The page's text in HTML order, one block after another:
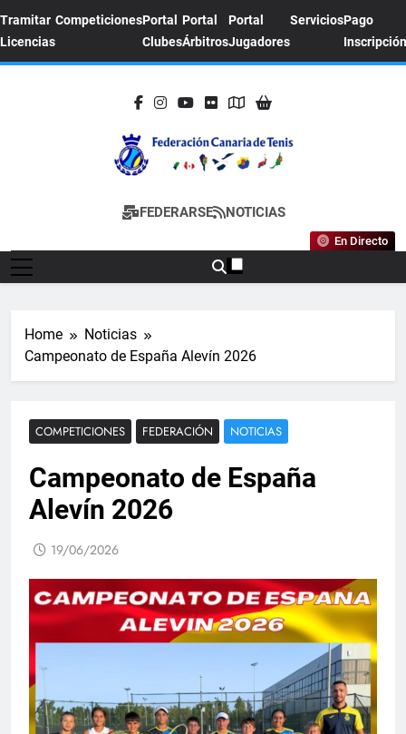
Tramitar
Licencias
CompeticionesPortal
Clubes
Portal
Árbitros
Portal
Jugadores
ServiciosPago
Inscripción
FEDERACION
CANARIA DE
TENIS
Sitio Oficial De La Federación Canaria De
FEDERARSE NOTICIAS
En Directo
Home
Noticias
Campeonato de España Alevín 2026
COMPETICIONES FEDERACIÓN NOTICIAS
Campeonato de España
Alevín 2026
19/06/2026